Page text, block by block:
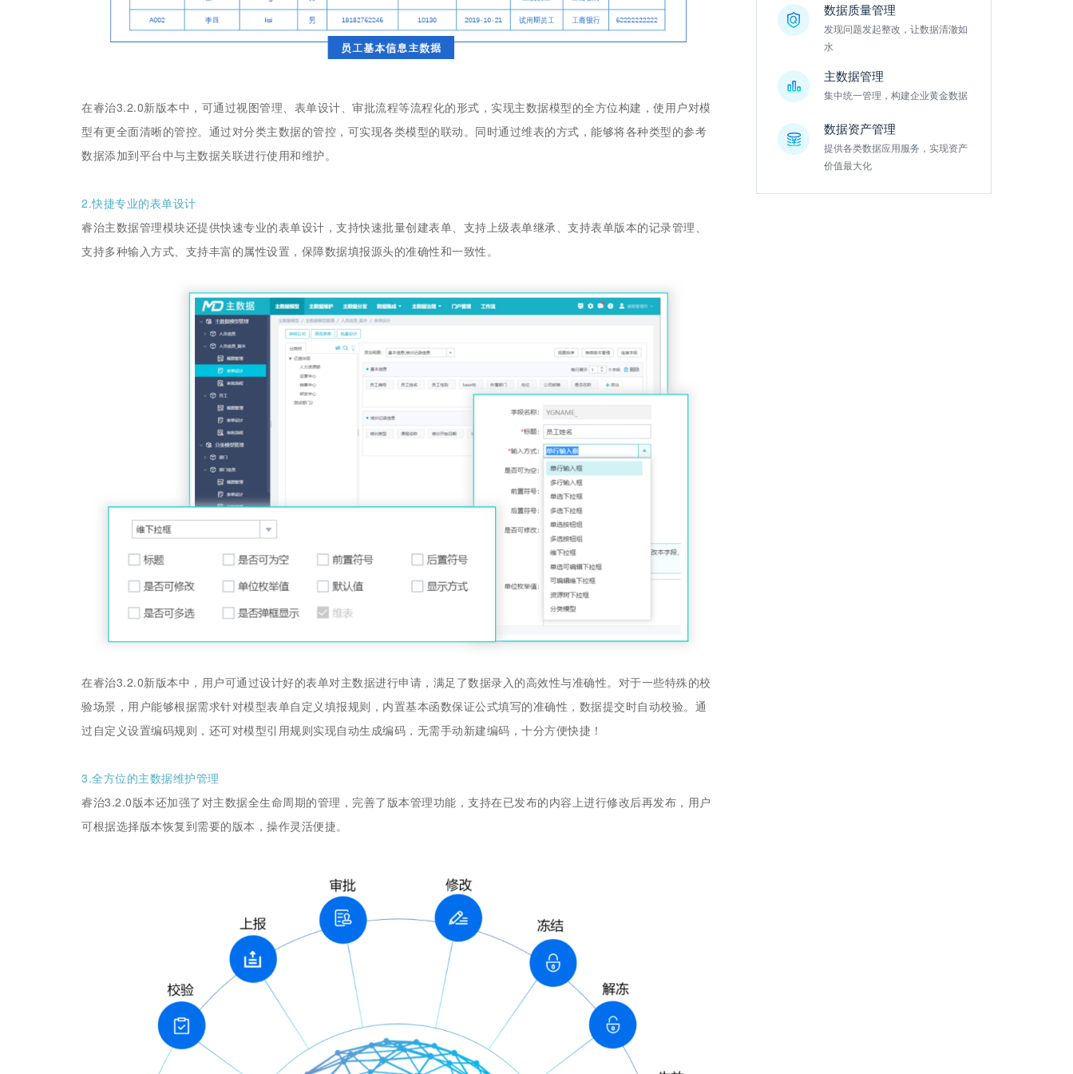
在睿治3.2.0新版本中，可通过视图管理、表单设计、审批流程等流程化的形式，实现主数据模型的全方位构建，使用户对模
型有更全面清晰的管控。通过对分类主数据的管控，可实现各类模型的联动。同时通过维表的方式，能够将各种类型的参考
数据添加到平台中与主数据关联进行使用和维护。
2.快捷专业的表单设计
睿治主数据管理模块还提供快速专业的表单设计，支持快速批量创建表单、支持上级表单继承、支持表单版本的记录管理、
支持多种输入方式、支持丰富的属性设置，保障数据填报源头的准确性和一致性。
在睿治3.2.0新版本中，用户可通过设计好的表单对主数据进行申请，满足了数据录入的高效性与准确性。对于一些特殊的校
验场景，用户能够根据需求针对模型表单自定义填报规则，内置基本函数保证公式填写的准确性，数据提交时自动校验。通
过自定义设置编码规则，还可对模型引用规则实现自动生成编码，无需手动新建编码，十分方便快捷！
3.全方位的主数据维护管理
睿治3.2.0版本还加强了对主数据全生命周期的管理，完善了版本管理功能，支持在已发布的内容上进行修改后再发布，用户
可根据选择版本恢复到需要的版本，操作灵活便捷。
数据质量管理
发现问题发起整改，让数据清澈如
水
主数据管理
集中统一管理，构建企业黄金数据
数据资产管理
提供各类数据应用服务，实现资产
价值最大化